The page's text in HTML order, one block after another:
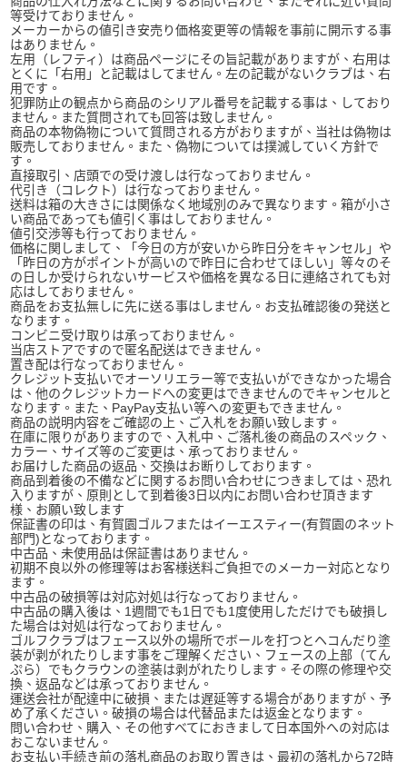
等受けておりません。
メーカーからの値引き安売り価格変更等の情報を事前に開示する事
はありません。
左用（レフティ）は商品ページにその旨記載がありますが、右用は
とくに「右用」と記載はしてません。左の記載がないクラブは、右
用です。
犯罪防止の観点から商品のシリアル番号を記載する事は、しており
ません。また質問されても回答は致しません。
商品の本物偽物について質問される方がおりますが、当社は偽物は
販売しておりません。また、偽物については撲滅していく方針で
す。
直接取引、店頭での受け渡しは行なっておりません。
代引き（コレクト）は行なっておりません。
送料は箱の大きさには関係なく地域別のみで異なります。箱が小さ
い商品であっても値引く事はしておりません。
値引交渉等も行っておりません。
価格に関しまして、「今日の方が安いから昨日分をキャンセル」や
「昨日の方がポイントが高いので昨日に合わせてほしい」等々のそ
の日しか受けられないサービスや価格を異なる日に連絡されても対
応はしておりません。
商品をお支払無しに先に送る事はしません。お支払確認後の発送と
なります。
コンビニ受け取りは承っておりません。
当店ストアですので匿名配送はできません。
置き配は行なっておりません。
クレジット支払いでオーソリエラー等で支払いができなかった場合
は、他のクレジットカードへの変更はできませんのでキャンセルと
なります。また、PayPay支払い等への変更もできません。
商品の説明内容をご確認の上、ご入札をお願い致します。
在庫に限りがありますので、入札中、ご落札後の商品のスペック、
カラー、サイズ等のご変更は、承っておりません。
お届けした商品の返品、交換はお断りしております。
商品到着後の不備などに関するお問い合わせにつきましては、恐れ
入りますが、原則として到着後3日以内にお問い合わせ頂きます
様、お願い致します
保証書の印は、有賀園ゴルフまたはイーエスティー(有賀園のネット
部門)となっております。
中古品、未使用品は保証書はありません。
初期不良以外の修理等はお客様送料ご負担でのメーカー対応となり
ます。
中古品の破損等は対応対処は行なっておりません。
中古品の購入後は、1週間でも1日でも1度使用しただけでも破損し
た場合は対処は行なっておりません。
ゴルフクラブはフェース以外の場所でボールを打つとヘコんだり塗
装が剥がれたりします事をご理解ください、フェースの上部（てん
ぷら）でもクラウンの塗装は剥がれたりします。その際の修理や交
換、返品などは承っておりません。
運送会社が配達中に破損、または遅延等する場合がありますが、予
め了承ください。破損の場合は代替品または返金となります。
問い合わせ、購入、その他すべてにおきまして日本国外への対応は
おこないません。
お支払い手続き前の落札商品のお取り置きは、最初の落札から72時